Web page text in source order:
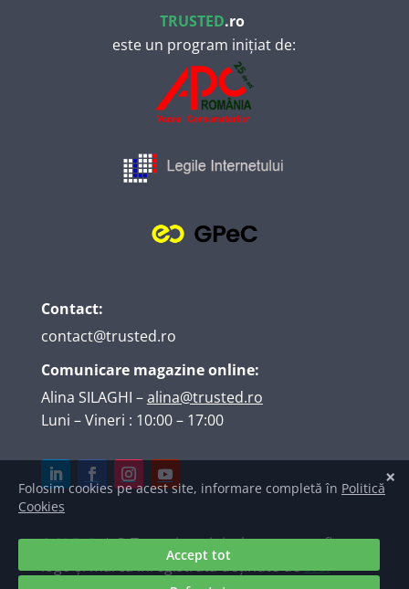
TRUSTED.ro
este un program inițiat de:
Contact:
contact@trusted.ro
Comunicare magazine online:
Alina SILAGHI –alina@trusted.ro
Luni – Vineri : 10:00 – 17:00
A.N.P.C.| © Texte, imagini, elemente grafice,
logo și marcă înregistrată deținute deS.C.